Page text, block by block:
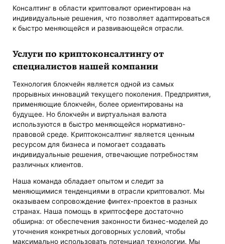
Консалтинг в области криптовалют ориентирован на
индивидуальные решения, что позволяет адаптироваться
к быстро меняющейся и развивающейся отрасли.
Услуги по криптоконсалтингу от
специалистов нашей компании
Технология блокчейн является одной из самых
прорывных инноваций текущего поколения. Предприятия,
применяющие блокчейн, более ориентированы на
будущее. Но блокчейн и виртуальная валюта
используются в быстро меняющейся нормативно-
правовой среде. Криптоконсалтинг является ценным
ресурсом для бизнеса и помогает создавать
индивидуальные решения, отвечающие потребностям
различных клиентов.
Наша команда обладает опытом и следит за
меняющимися тенденциями в отрасли криптовалют. Мы
оказываем сопровождение финтех-проектов в разных
странах. Наша помощь в криптосфере достаточно
обширна: от обеспечения законности бизнес-моделей до
уточнения конкретных договорных условий, чтобы
максимально использовать потенциал технологии. Мы